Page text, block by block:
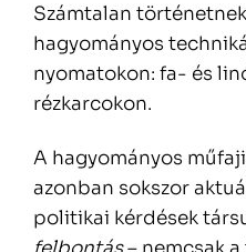
Számtalan
hagyományos
nyomatokon: fa- és
rézkarcokon.
A hagyományos
azonban sokszor
politikai kérdések